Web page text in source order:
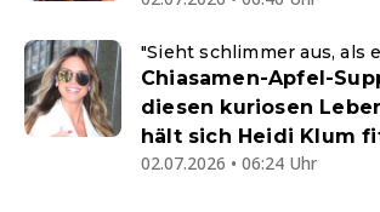
"Sieht schlimmer aus, als
Chiasamen-Apfel-
diesen kuriosen
hält sich Heidi Klum
02.07.2026 • 06:24 Uhr